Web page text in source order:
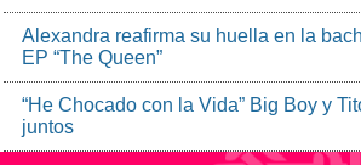
Alexandra reafirma su huella en la
EP “The Queen”
“He Chocado con la Vida” Big Boy y
juntos